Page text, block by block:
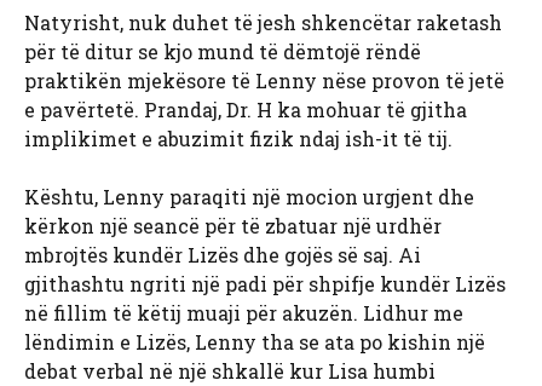
Natyrisht, nuk duhet të jesh shkencëtar raketash
për të ditur se kjo mund të dëmtojë rëndë
praktikën mjekësore të Lenny nëse provon të jetë
e pavërtetë. Prandaj, Dr. H ka mohuar të gjitha
implikimet e abuzimit fizik ndaj ish-it të tij.
Kështu, Lenny paraqiti një mocion urgjent dhe
kërkon një seancë për të zbatuar një urdhër
mbrojtës kundër Lizës dhe gojës së saj. Ai
gjithashtu ngriti një padi për shpifje kundër Lizës
në fillim të këtij muaji për akuzën. Lidhur me
lëndimin e Lizës, Lenny tha se ata po kishin një
debat verbal në një shkallë kur Lisa humbi